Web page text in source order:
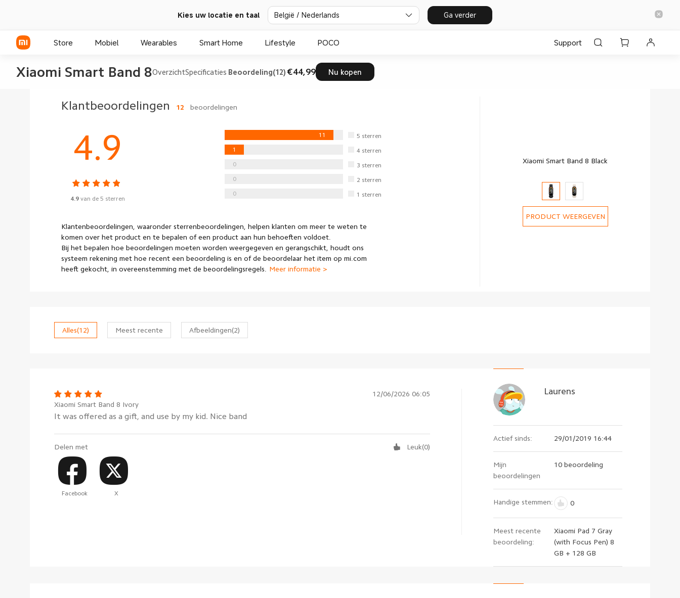
Kies uw locatie en taal België / Nederlands Ga verder
Store Mobiel Wearables Smart Home Lifestyle POCO Support
Xiaomi Smart Band 8OverzichtSpecificaties Beoordeling(12) €44,99 Nu kopen
Klantbeoordelingen 12 beoordelingen
4.9
4.9 van de 5 sterren
11 5 sterren
1 4 sterren
0 3 sterren
0 2 sterren
0 1 sterren
Klantenbeoordelingen, waaronder sterrenbeoordelingen, helpen klanten om meer te weten te
komen over het product en te bepalen of een product aan hun behoeften voldoet.
Bij het bepalen hoe beoordelingen moeten worden weergegeven en gerangschikt, houdt ons
systeem rekening met hoe recent een beoordeling is en of de beoordelaar het item op mi.com
heeft gekocht, in overeenstemming met de beoordelingsregels.
Meer informatie >
Xiaomi Smart Band 8 Black
PRODUCT WEERGEVEN
Alles(12) Meest recente Afbeeldingen(2)
12/06/2026 06:05
Xiaomi Smart Band 8 Ivory
It was offered as a gift, and use by my kid. Nice band
Delen met
Facebook X
Leuk(0)
Laurens
Actief sinds: 29/01/2019 16:44
Mijn
beoordelingen
10 beoordeling
Handige stemmen: 0
Meest recente
beoordeling:
Xiaomi Pad 7 Gray
(with Focus Pen) 8
GB + 128 GB